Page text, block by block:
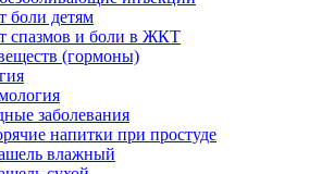
боли детям
спазмов и боли в ЖКТ
(гормоны)
заболевания
напитки при простуде
влажный